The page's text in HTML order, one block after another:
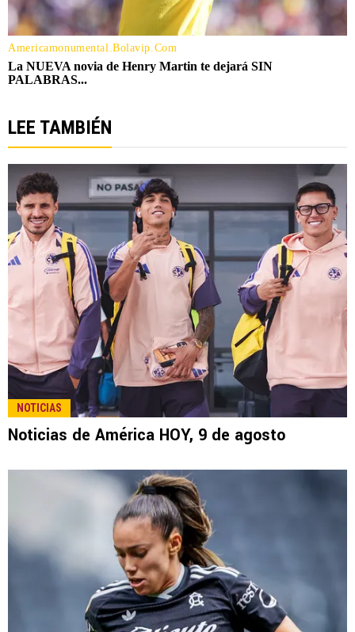
LEE TAMBIÉN
NOTICIAS
Noticias de América HOY, 9 de agosto